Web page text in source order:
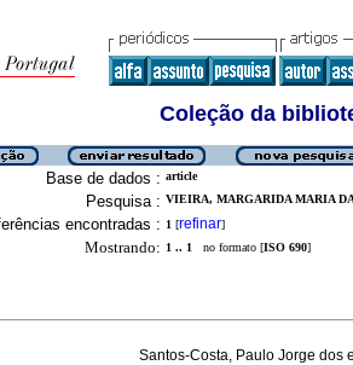
Coleção da
Base de dados : article
Pesquisa : VIEIRA, MARGARIDA MARIA
encontradas : 1 [refinar]
Mostrando: 1 .. 1 no formato [ISO 690]
Santos-Costa, Paulo Jorge dos